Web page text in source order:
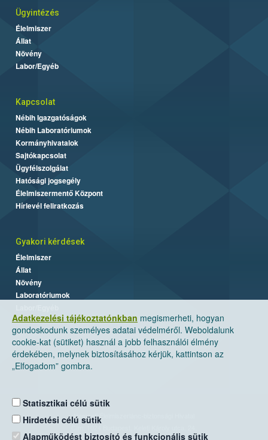
Adatkezelési tájékoztatónkban megismerheti, hogyan
gondoskodunk személyes adatai védelméről. Weboldalunk
cookie-kat (sütiket) használ a jobb felhasználói élmény
érdekében, melynek biztosításához kérjük, kattintson az
„Elfogadom” gombra.
Statisztikai célú sütik
Hirdetési célú sütik
Alapműködést biztosító és funkcionális sütik
Ügyintézés
Élelmiszer
Állat
Növény
Labor/Egyéb
Kapcsolat
Nébih Igazgatóságok
Nébih Laboratóriumok
Kormányhivatalok
Sajtókapcsolat
Ügyfélszolgálat
Hatósági jogsegély
Élelmiszermentő Központ
Hírlevél feliratkozás
Gyakori kérdések
Élelmiszer
Állat
Növény
Laboratóriumok
Nemzeti Élelmiszerlánc-biztonsági Hivatal